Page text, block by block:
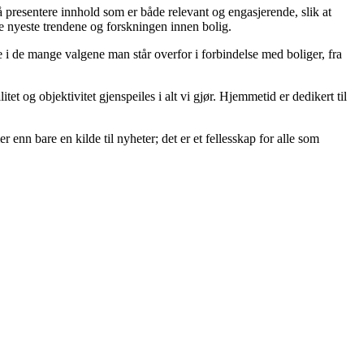
innhold som er både relevant og engasjerende, slik at
nyeste trendene og forskningen innen bolig.
mange valgene man står overfor i forbindelse med boliger, fra
og objektivitet gjenspeiles i alt vi gjør. Hjemmetid er dedikert til
bare en kilde til nyheter; det er et fellesskap for alle som